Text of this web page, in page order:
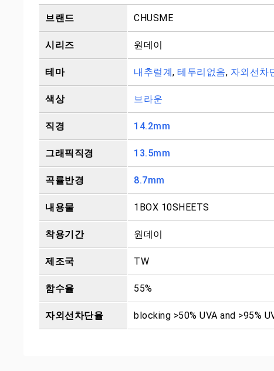
브랜드 CHUSME
시리즈 원데이
테마 내추럴계, 테두리없음, 자외선차
색상 브라운
직경 14.2mm
그래픽직경 13.5mm
곡률반경 8.7mm
내용물 1BOX 10SHEETS
착용기간 원데이
제조국 TW
함수율 55%
자외선차단율 blocking >50% UVA and >95%